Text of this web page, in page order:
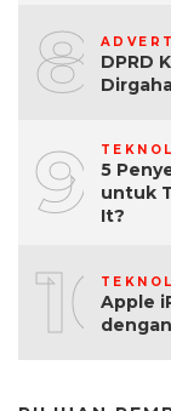
8
DPRD
9
5
untuk
It?
10Apple